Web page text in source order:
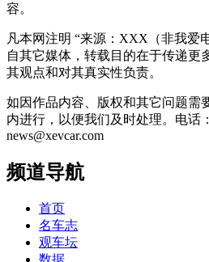
容。
凡本网注明 “来源：XXX（非我爱
自其它媒体，转载目的在于传递更
其观点和对其真实性负责。
如因作品内容、版权和其它问题需
内进行，以便我们及时处理。电话
news@xevcar.com
频道导航
首页
名车志
观车坛